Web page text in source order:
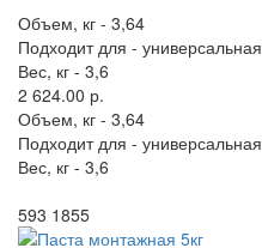
Объем, кг - 3,64
Подходит для - универсальная
Вес, кг - 3,6
2 624.00 р.
Объем, кг - 3,64
Подходит для - универсальная
Вес, кг - 3,6
593 1855